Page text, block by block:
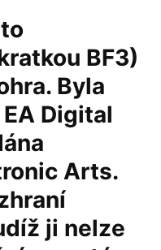
BF3)
Byla
Digital
Arts.
ji nelze